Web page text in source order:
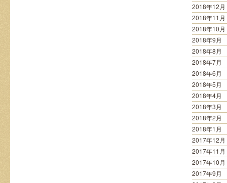
2018年12月
2018年11月
2018年10月
2018年9月
2018年8月
2018年7月
2018年6月
2018年5月
2018年4月
2018年3月
2018年2月
2018年1月
2017年12月
2017年11月
2017年10月
2017年9月